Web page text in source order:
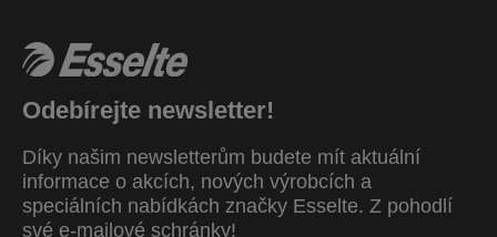
Odebírejte newsletter!
Díky našim newsletterům budete mít aktuální
informace o akcích, nových výrobcích a
speciálních nabídkách značky Esselte. Z pohodlí
své e-mailové schránky!